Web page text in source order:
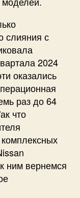
слияния с
2024
оказались
раз до 64
что
ним вернемся